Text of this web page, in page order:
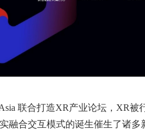
联合打造XR产业论坛，XR被
融合交互模式的诞生催生了诸